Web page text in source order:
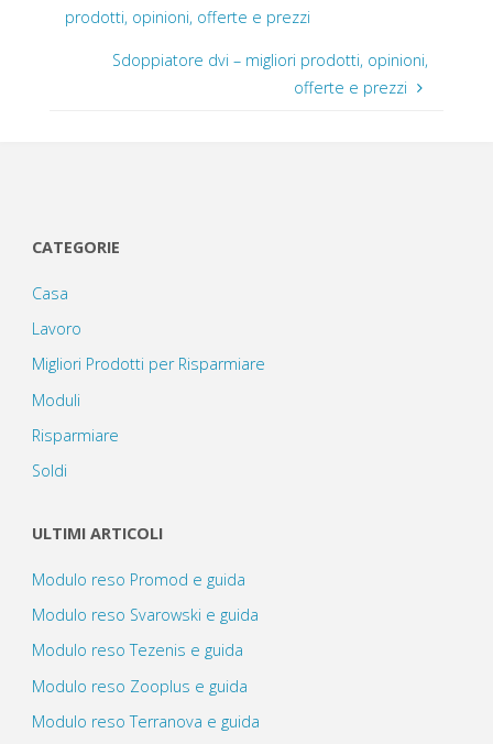
prodotti, opinioni, offerte e prezzi
Sdoppiatore dvi – migliori prodotti, opinioni,
offerte e prezzi
CATEGORIE
Casa
Lavoro
Migliori Prodotti per Risparmiare
Moduli
Risparmiare
Soldi
ULTIMI ARTICOLI
Modulo reso Promod e guida
Modulo reso Svarowski e guida
Modulo reso Tezenis e guida
Modulo reso Zooplus e guida
Modulo reso Terranova e guida